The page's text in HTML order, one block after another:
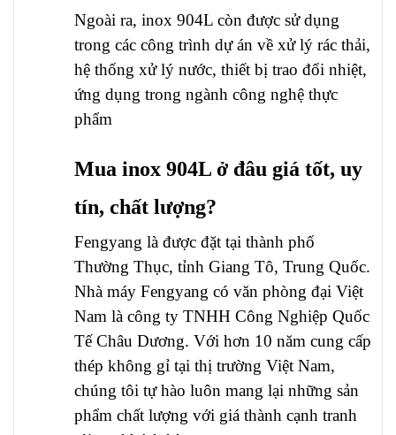
Ngoài ra, inox 904L còn được sử dụng
trong các công trình dự án về xử lý rác thải,
hệ thống xử lý nước, thiết bị trao đổi nhiệt,
ứng dụng trong ngành công nghệ thực
phẩm
Mua inox 904L ở đâu giá tốt, uy
tín, chất lượng?
Fengyang là được đặt tại thành phố
Thường Thục, tỉnh Giang Tô, Trung Quốc.
Nhà máy Fengyang có văn phòng đại Việt
Nam là công ty TNHH Công Nghiệp Quốc
Tế Châu Dương. Với hơn 10 năm cung cấp
thép không gỉ tại thị trường Việt Nam,
chúng tôi tự hào luôn mang lại những sản
phẩm chất lượng với giá thành cạnh tranh